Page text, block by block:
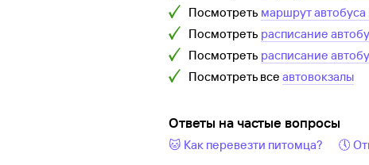
Посмотреть маршрут автобуса
Посмотреть расписание
Посмотреть расписание
Посмотреть все автовокзалы
Ответы на частые вопросы
🐱 Как перевезти питомца? 🕔